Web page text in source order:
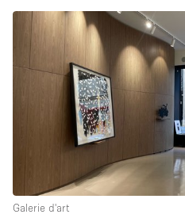
Galerie d'art